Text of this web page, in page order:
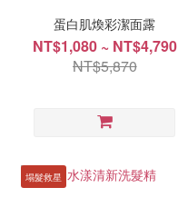
蛋白肌煥彩潔面露
NT$1,080 ~ NT$4,790
NT$5,870
塌髮救星